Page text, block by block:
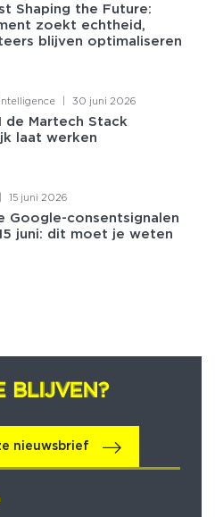
Shaping the Future:
zoekt echtheid,
blijven optimaliseren
| 30 juni 2026
de Martech Stack
laat werken
| 15 juni 2026
Google-consentsignalen
juni: dit moet je weten
BLIJVEN?
BLIJVEN?
nieuwsbrief